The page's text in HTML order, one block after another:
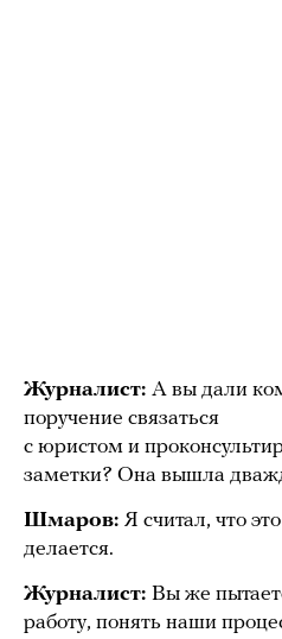
Журналист: А вы дали
поручение связаться
с юристом и
заметки? Она вышла
Шмаров: Я считал, что
делается.
Журналист: Вы же
работу, понять наши